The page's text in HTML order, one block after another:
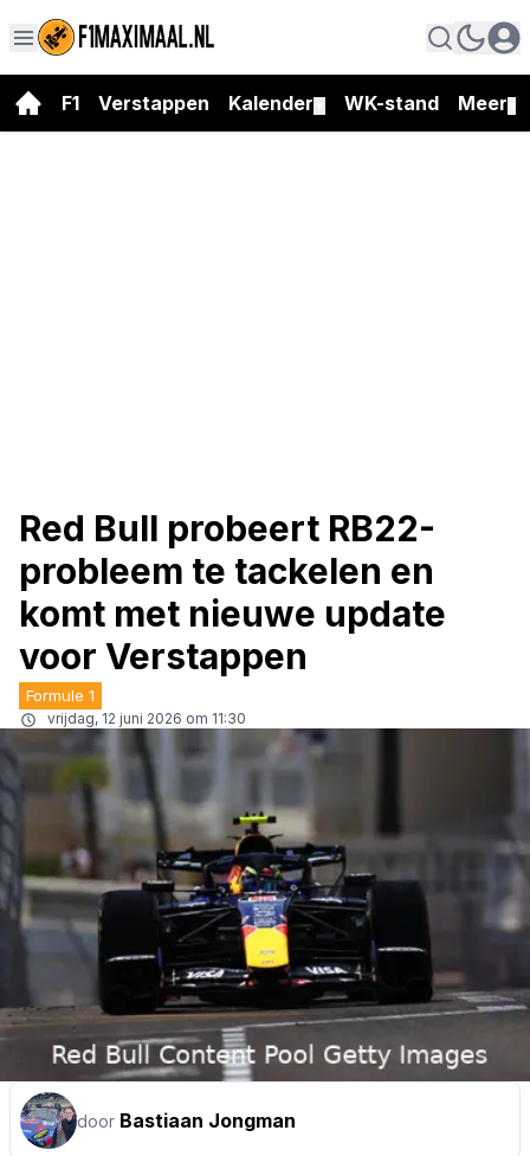
F1 Verstappen Kalender WK-stand Meer
Red Bull probeert RB22-
probleem te tackelen en
komt met nieuwe update
voor Verstappen
Formule 1
vrijdag, 12 juni 2026 om 11:30
door Bastiaan Jongman